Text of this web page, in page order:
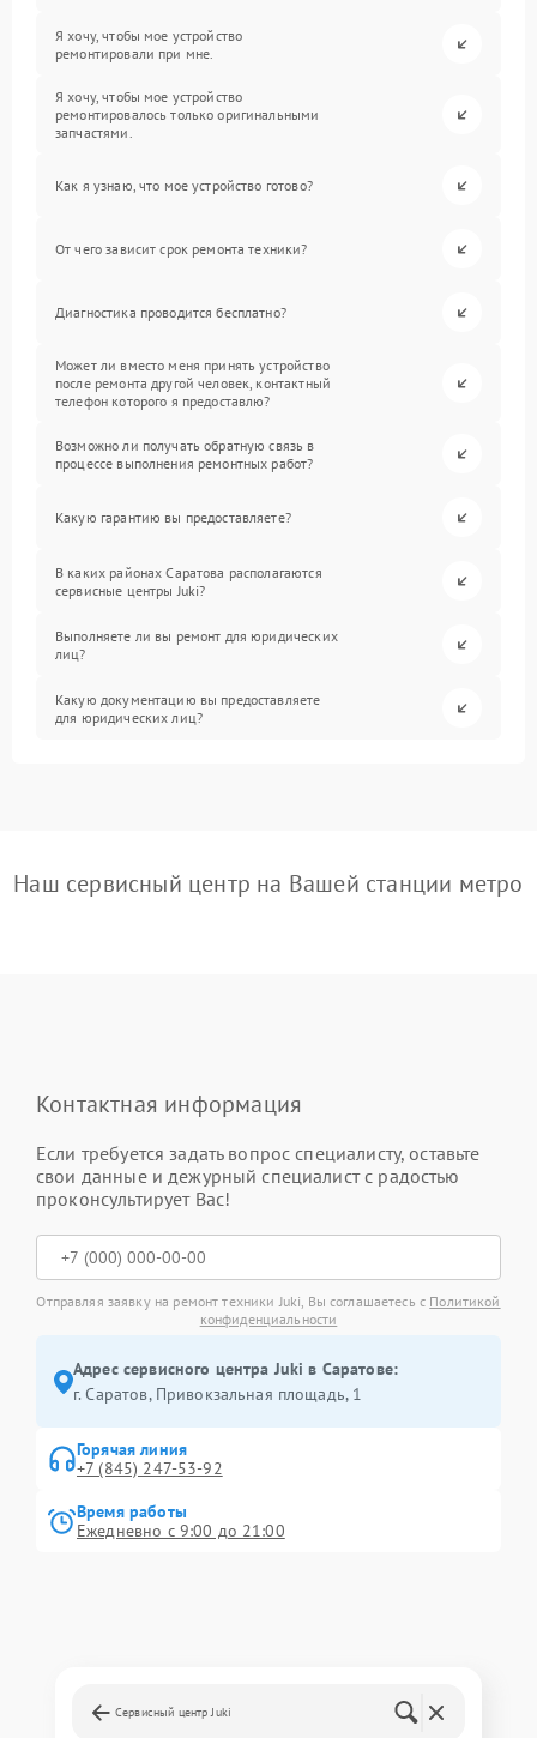
Я хочу, чтобы мое устройство
ремонтировали при мне.
Я хочу, чтобы мое устройство
ремонтировалось только оригинальными
запчастями.
Как я узнаю, что мое устройство готово?
От чего зависит срок ремонта техники?
Диагностика проводится бесплатно?
Может ли вместо меня принять устройство
после ремонта другой человек, контактный
телефон которого я предоставлю?
Возможно ли получать обратную связь в
процессе выполнения ремонтных работ?
Какую гарантию вы предоставляете?
В каких районах Саратова располагаются
сервисные центры Juki?
Выполняете ли вы ремонт для юридических
лиц?
Какую документацию вы предоставляете
для юридических лиц?
Наш сервисный центр на Вашей станции метро
Контактная информация
Если требуется задать вопрос специалисту, оставьте
свои данные и дежурный специалист с радостью
проконсультирует Вас!
Отправляя заявку на ремонт техники Juki, Вы соглашаетесь с Политикой
конфиденциальности
Адрес сервисного центра Juki в Саратове:
г. Саратов, Привокзальная площадь, 1
Горячая линия
+7 (845) 247-53-92
Время работы
Ежедневно с 9:00 до 21:00
Сервисный центр Juki